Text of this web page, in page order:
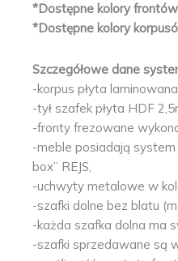
*Dostępne kolory
*Dostępne kolory
Szczegółowe dane
-korpus płyta
-tył szafek płyta HDF
-fronty frezowane
-meble posiadają
box” REJS,
-uchwyty metalowe w
-szafki dolne bez blatu
-każda szafka dolna ma
-szafki sprzedawane są